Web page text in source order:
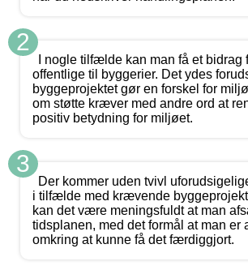
2
I nogle tilfælde kan man få et bidrag
offentlige til byggerier. Det ydes
byggeprojektet gør en forskel for
om støtte kræver med andre ord at
positiv betydning for miljøet.
3
Der kommer uden tvivl
i tilfælde med krævende
kan det være meningsfuldt at man
tidsplanen, med det formål at man er
omkring at kunne få det færdiggjort.